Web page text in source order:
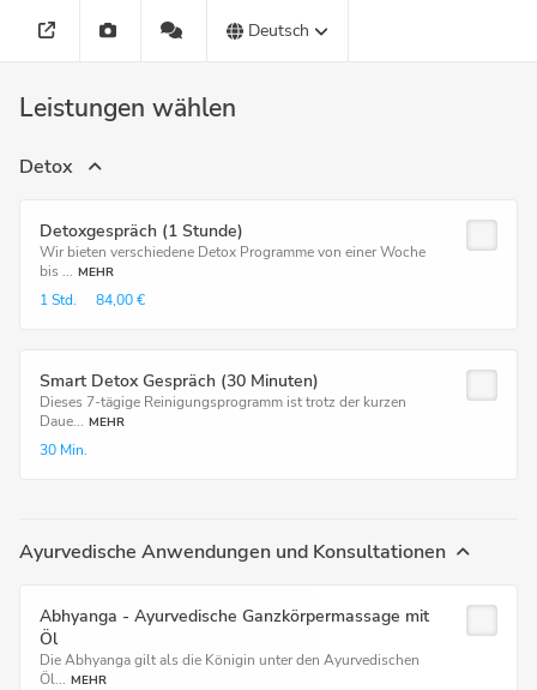
Deutsch
Leistungen wählen
Detox
Detoxgespräch (1 Stunde)
Wir bieten verschiedene Detox Programme von einer Woche
bis ... MEHR
1 Std. 84,00 €
Smart Detox Gespräch (30 Minuten)
Dieses 7-tägige Reinigungsprogramm ist trotz der kurzen
Daue... MEHR
30 Min.
Ayurvedische Anwendungen und Konsultationen
Abhyanga - Ayurvedische Ganzkörpermassage mit
Öl
Die Abhyanga gilt als die Königin unter den Ayurvedischen
Öl... MEHR